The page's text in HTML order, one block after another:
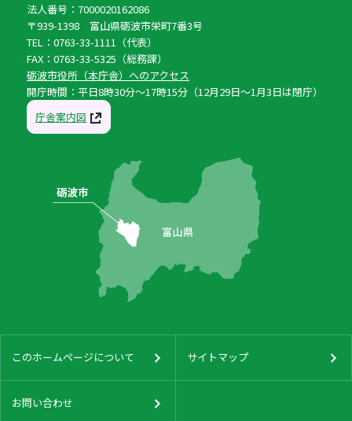
法人番号：7000020162086
〒939-1398 富山県砺波市栄町7番3号
TEL：0763-33-1111（代表）
FAX：0763-33-5325（総務課）
砺波市役所（本庁舎）へのアクセス
開庁時間：平日8時30分〜17時15分（12月29日〜1月3日は閉庁）
庁舎案内図
このホームページについて サイトマップ
お問い合わせ